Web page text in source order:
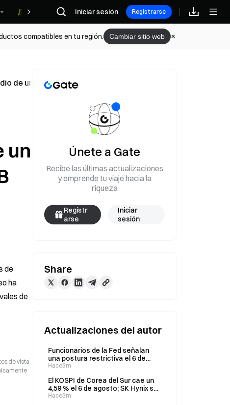
Recompensas
Iniciar sesión Registrarse
compatibles en tu región. Cambiar sitio web
de un bloqueo naval de EE. UU., lo que cuesta $6B en
un
de
ha
de
de vista
Únete a Gate
Recibe las últimas actualizaciones
y emprende tu viaje hacia la
riqueza
Registr
arse
Iniciar
sesión
Share
Actualizaciones del autor
Funcionarios de la Fed señalan
una postura restrictiva el 6 de
agosto; el ETF de criptomonedas
$475M , pero salidas trimestrales
de $7,93 mil millones
Hace3m
El KOSPI de Corea del Sur cae un
4,59 % el 6 de agosto; SK Hynix se
desploma un 10,3 %.
Hace3m